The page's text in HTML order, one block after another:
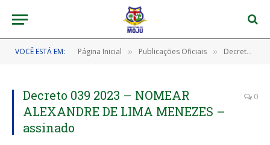
VOCÊ ESTÁ EM: Página Inicial » Publicações Oficiais » Decretos
Decreto 039 2023 – NOMEAR
ALEXANDRE DE LIMA MENEZES –
assinado
0